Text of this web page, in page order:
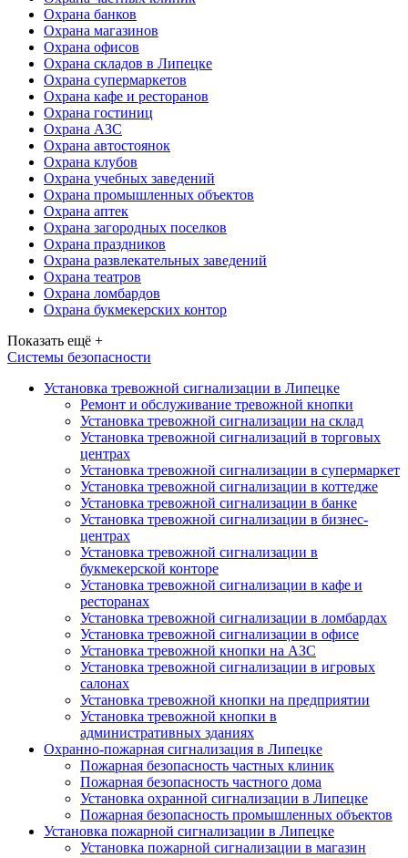
Охрана банков
Охрана магазинов
Охрана офисов
Охрана складов в Липецке
Охрана супермаркетов
Охрана кафе и ресторанов
Охрана гостиниц
Охрана АЗС
Охрана автостоянок
Охрана клубов
Охрана учебных заведений
Охрана промышленных объектов
Охрана аптек
Охрана загородных поселков
Охрана праздников
Охрана развлекательных заведений
Охрана театров
Охрана ломбардов
Охрана букмекерских контор
Показать ещё +
Системы безопасности
Установка тревожной сигнализации в Липецке
Ремонт и обслуживание тревожной кнопки
Установка тревожной сигнализации на склад
Установка тревожной сигнализаций в торговых
центрах
Установка тревожной сигнализации в супермаркет
Установка тревожной сигнализации в коттедже
Установка тревожной сигнализации в банке
Установка тревожной сигнализации в бизнес-
центрах
Установка тревожной сигнализации в
букмекерской конторе
Установка тревожной сигнализации в кафе и
ресторанах
Установка тревожной сигнализации в ломбардах
Установка тревожной сигнализации в офисе
Установка тревожной кнопки на АЗС
Установка тревожной сигнализации в игровых
салонах
Установка тревожной кнопки на предприятии
Установка тревожной кнопки в
административных зданиях
Охранно-пожарная сигнализация в Липецке
Пожарная безопасность частных клиник
Пожарная безопасность частного дома
Установка охранной сигнализации в Липецке
Пожарная безопасность промышленных объектов
Установка пожарной сигнализации в Липецке
Установка пожарной сигнализации в магазин